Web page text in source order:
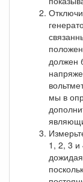
должен
мы в
1, 2, 3